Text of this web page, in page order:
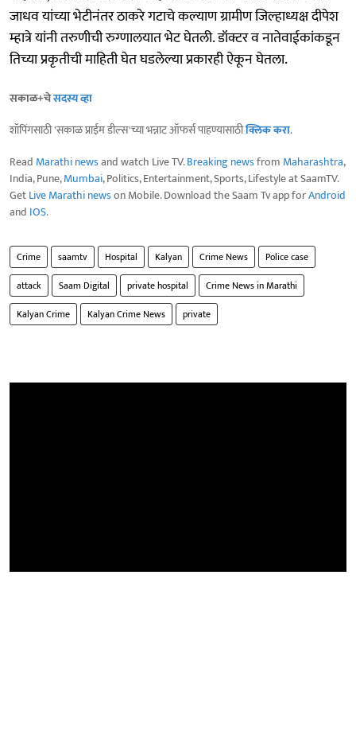
जाधव यांच्या भेटीनंतर ठाकरे गटाचे कल्याण ग्रामीण जिल्हाध्यक्ष दीपेश
म्हात्रे यांनी तरुणीची रुग्णालयात भेट घेतली. डॉक्टर व नातेवाईकांकडून
तिच्या प्रकृतीची माहिती घेत घडलेल्या प्रकारही ऐकून घेतला.
सकाळ+चेसदस्य व्हा
शॉपिंगसाठी 'सकाळ प्राईम डील्स'च्या भन्नाट ऑफर्स पाहण्यासाठीक्लिक करा.
Read Marathi newsand watch Live TV.Breaking newsfrom Maharashtra,
India, Pune,Mumbai, Politics, Entertainment, Sports, Lifestyle at SaamTV.
GetLive Marathi newson Mobile. Download the Saam Tv app forAndroid
and IOS.
Crime saamtv Hospital Kalyan Crime News
Police case
attack
Saam Digital private hospital
Crime News in Marathi
Kalyan Crime
Kalyan Crime News private